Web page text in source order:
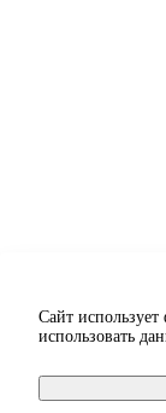
Сайт
использовать